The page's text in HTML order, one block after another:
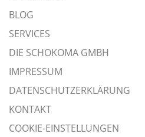
BLOG
SERVICES
DIE SCHOKOMA GMBH
IMPRESSUM
DATENSCHUTZERKLÄRUNG
KONTAKT
COOKIE-EINSTELLUNGEN